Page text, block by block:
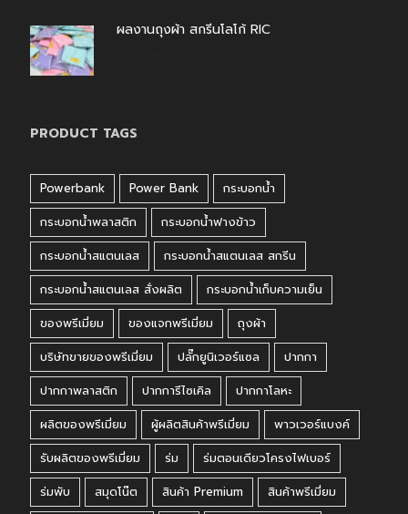
ผลงานถุงผ้า สกรีนโลโก้ RIC
PRODUCT TAGS
Powerbank Power Bank
กระบอกน้ำ
กระบอกน้ำพลาสติก
กระบอกน้ำฟางข้าว
กระบอกน้ำสแตนเลส
กระบอกน้ำสแตนเลส สกรีน
กระบอกน้ำสแตนเลส สั่งผลิต
กระบอกน้ำเก็บความเย็น
ของพรีเมี่ยม
ของแจกพรีเมี่ยม
ถุงผ้า
บริษัทขายของพรีเมี่ยม
ปลั๊กยูนิเวอร์แซล
ปากกา
ปากกาพลาสติก
ปากการีไซเคิล
ปากกาโลหะ
ผลิตของพรีเมี่ยม
ผู้ผลิตสินค้าพรีเมี่ยม
พาวเวอร์แบงค์
รับผลิตของพรีเมี่ยม
ร่ม
ร่มตอนเดียวโครงไฟเบอร์
ร่มพับ
สมุดโน๊ต สินค้า Premium
สินค้าพรีเมี่ยม